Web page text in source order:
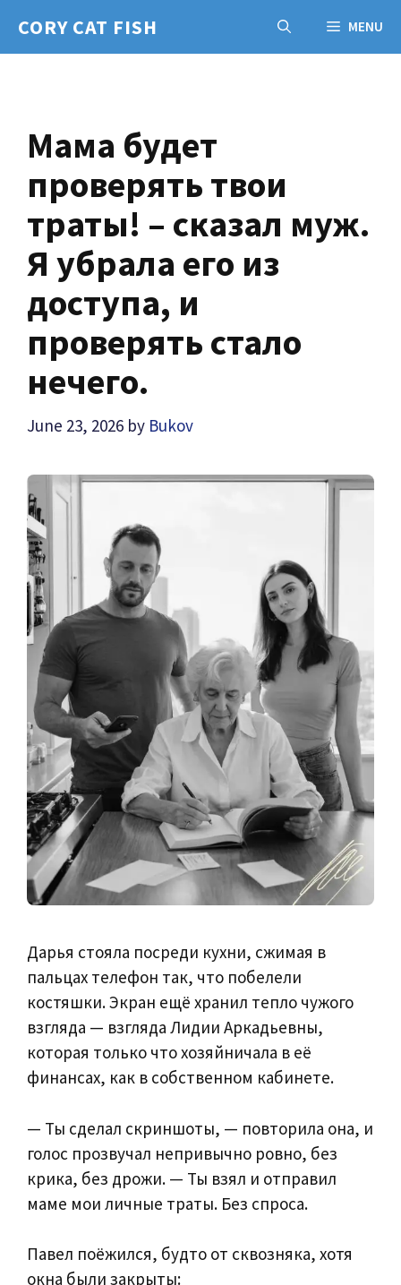
CORY CAT FISH MENU
Мама будет
проверять твои
траты! – сказал муж.
Я убрала его из
доступа, и
проверять стало
нечего.
June 23, 2026 by Bukov
Дарья стояла посреди кухни, сжимая в
пальцах телефон так, что побелели
костяшки. Экран ещё хранил тепло чужого
взгляда — взгляда Лидии Аркадьевны,
которая только что хозяйничала в её
финансах, как в собственном кабинете.
— Ты сделал скриншоты, — повторила она, и
голос прозвучал непривычно ровно, без
крика, без дрожи. — Ты взял и отправил
маме мои личные траты. Без спроса.
Павел поёжился, будто от сквозняка, хотя
окна были закрыты: